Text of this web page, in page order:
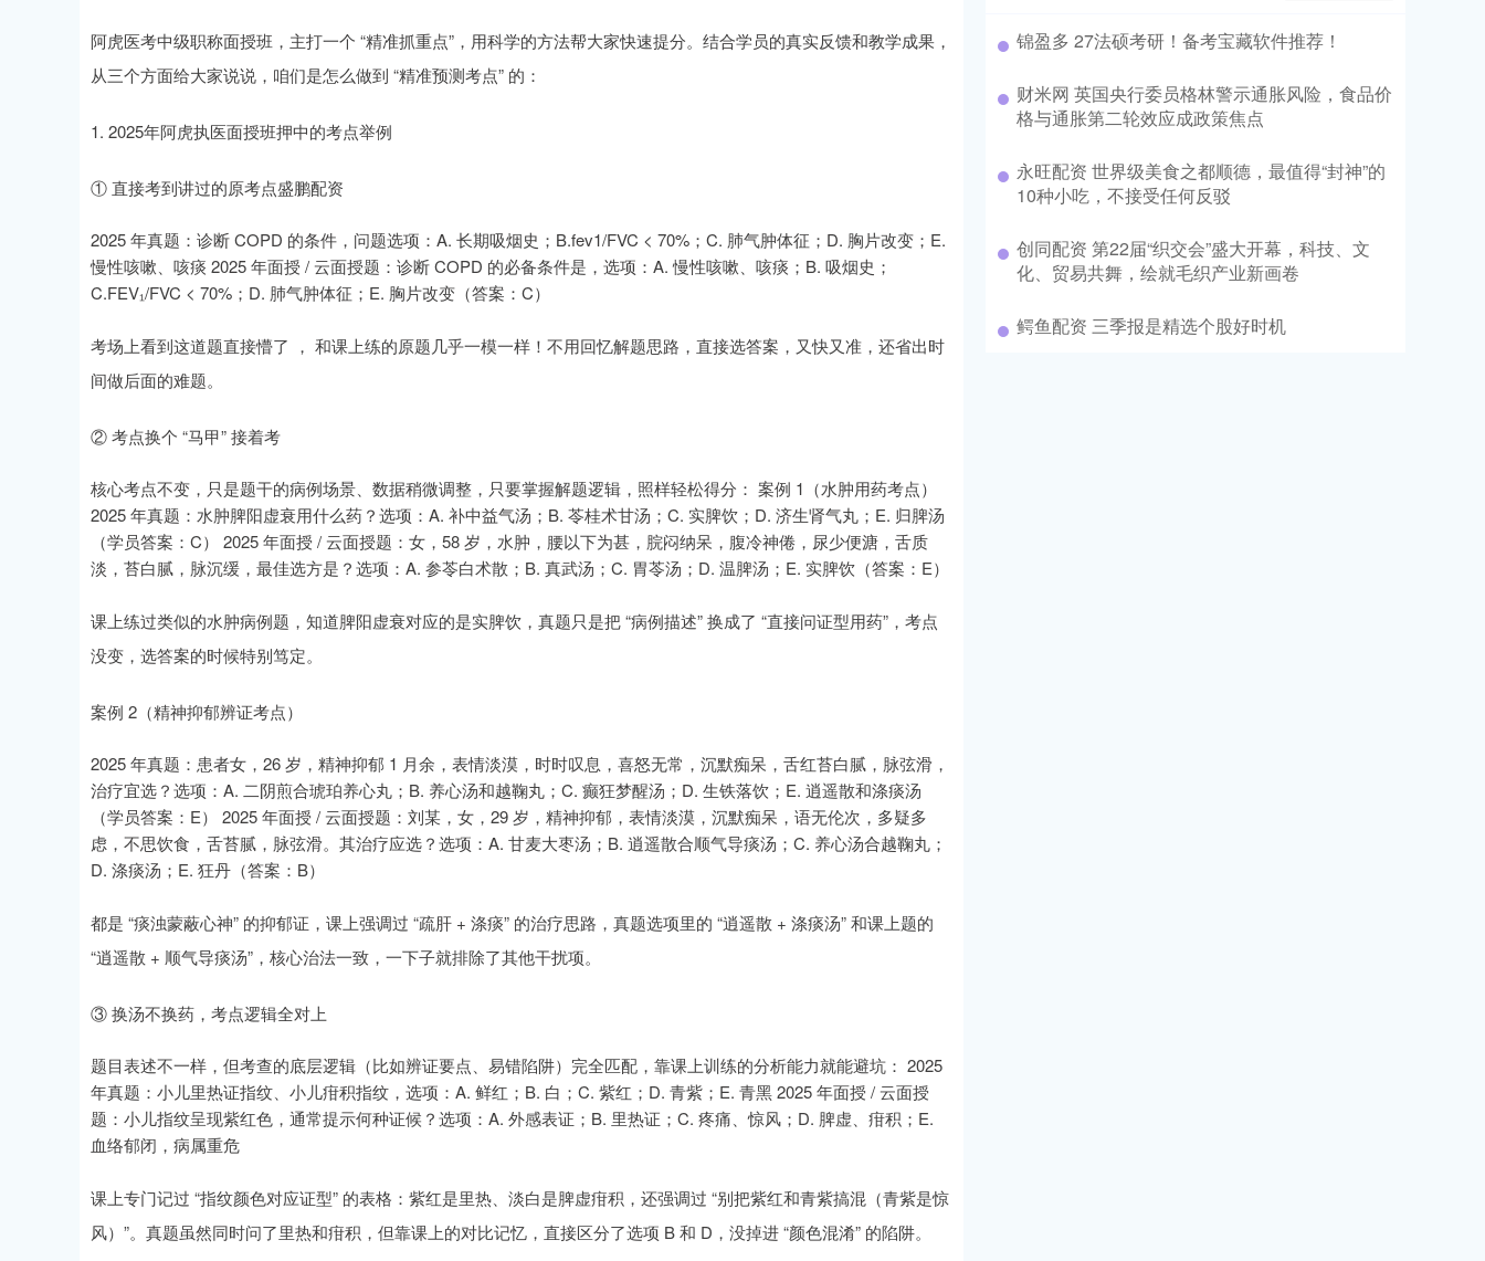
阿虎医考中级职称面授班，主打一个 “精准抓重点”，用科学的方法帮大家快速提分。结合学员的真实反馈和教学成果，
从三个方面给大家说说，咱们是怎么做到 “精准预测考点” 的：
1. 2025年阿虎执医面授班押中的考点举例
① 直接考到讲过的原考点盛鹏配资
2025 年真题：诊断 COPD 的条件，问题选项：A. 长期吸烟史；B.fev1/FVC < 70%；C. 肺气肿体征；D. 胸片改变；E.
慢性咳嗽、咳痰 2025 年面授 / 云面授题：诊断 COPD 的必备条件是，选项：A. 慢性咳嗽、咳痰；B. 吸烟史；
C.FEV₁/FVC < 70%；D. 肺气肿体征；E. 胸片改变（答案：C）
考场上看到这道题直接懵了 ， 和课上练的原题几乎一模一样！不用回忆解题思路，直接选答案，又快又准，还省出时
间做后面的难题。
② 考点换个 “马甲” 接着考
核心考点不变，只是题干的病例场景、数据稍微调整，只要掌握解题逻辑，照样轻松得分： 案例 1（水肿用药考点）
2025 年真题：水肿脾阳虚衰用什么药？选项：A. 补中益气汤；B. 苓桂术甘汤；C. 实脾饮；D. 济生肾气丸；E. 归脾汤
（学员答案：C） 2025 年面授 / 云面授题：女，58 岁，水肿，腰以下为甚，脘闷纳呆，腹冷神倦，尿少便溏，舌质
淡，苔白腻，脉沉缓，最佳选方是？选项：A. 参苓白术散；B. 真武汤；C. 胃苓汤；D. 温脾汤；E. 实脾饮（答案：E）
课上练过类似的水肿病例题，知道脾阳虚衰对应的是实脾饮，真题只是把 “病例描述” 换成了 “直接问证型用药”，考点
没变，选答案的时候特别笃定。
案例 2（精神抑郁辨证考点）
2025 年真题：患者女，26 岁，精神抑郁 1 月余，表情淡漠，时时叹息，喜怒无常，沉默痴呆，舌红苔白腻，脉弦滑，
治疗宜选？选项：A. 二阴煎合琥珀养心丸；B. 养心汤和越鞠丸；C. 癫狂梦醒汤；D. 生铁落饮；E. 逍遥散和涤痰汤
（学员答案：E） 2025 年面授 / 云面授题：刘某，女，29 岁，精神抑郁，表情淡漠，沉默痴呆，语无伦次，多疑多
虑，不思饮食，舌苔腻，脉弦滑。其治疗应选？选项：A. 甘麦大枣汤；B. 逍遥散合顺气导痰汤；C. 养心汤合越鞠丸；
D. 涤痰汤；E. 狂丹（答案：B）
都是 “痰浊蒙蔽心神” 的抑郁证，课上强调过 “疏肝 + 涤痰” 的治疗思路，真题选项里的 “逍遥散 + 涤痰汤” 和课上题的
“逍遥散 + 顺气导痰汤”，核心治法一致，一下子就排除了其他干扰项。
③ 换汤不换药，考点逻辑全对上
题目表述不一样，但考查的底层逻辑（比如辨证要点、易错陷阱）完全匹配，靠课上训练的分析能力就能避坑： 2025
年真题：小儿里热证指纹、小儿疳积指纹，选项：A. 鲜红；B. 白；C. 紫红；D. 青紫；E. 青黑 2025 年面授 / 云面授
题：小儿指纹呈现紫红色，通常提示何种证候？选项：A. 外感表证；B. 里热证；C. 疼痛、惊风；D. 脾虚、疳积；E.
血络郁闭，病属重危
课上专门记过 “指纹颜色对应证型” 的表格：紫红是里热、淡白是脾虚疳积，还强调过 “别把紫红和青紫搞混（青紫是惊
风）”。真题虽然同时问了里热和疳积，但靠课上的对比记忆，直接区分了选项 B 和 D，没掉进 “颜色混淆” 的陷阱。
锦盈多 27法硕考研！备考宝藏软件推荐！
财米网 英国央行委员格林警示通胀风险，食品价
格与通胀第二轮效应成政策焦点
永旺配资 世界级美食之都顺德，最值得“封神”的
10种小吃，不接受任何反驳
创同配资 第22届“织交会”盛大开幕，科技、文
化、贸易共舞，绘就毛织产业新画卷
鳄鱼配资 三季报是精选个股好时机